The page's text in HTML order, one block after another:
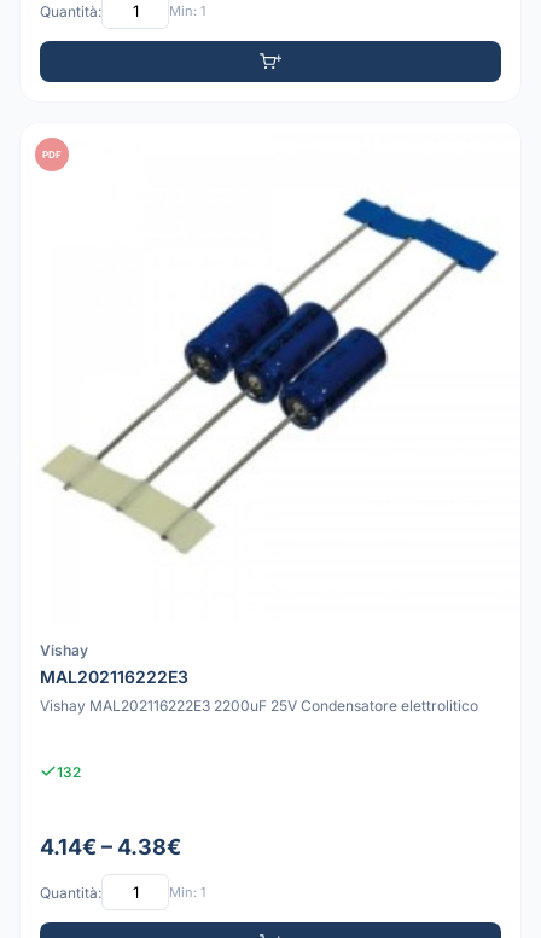
Quantità: Min: 1
PDF
Vishay
MAL202116222E3
Vishay MAL202116222E3 2200uF 25V Condensatore elettrolitico
132
4.14€ – 4.38€
Quantità: Min: 1